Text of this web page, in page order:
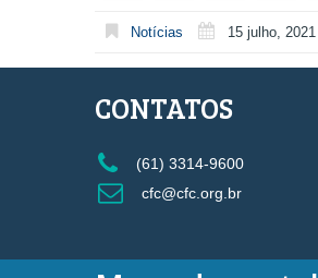
Notícias 15 julho, 2021
CONTATOS
(61) 3314-9600
cfc@cfc.org.br